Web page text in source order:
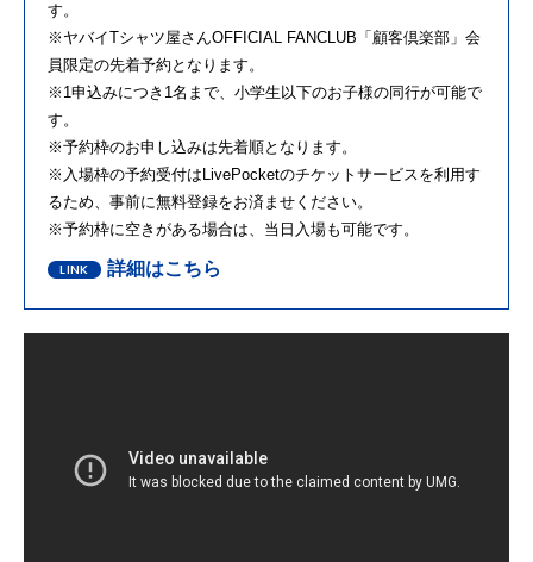
す。
※ ヤバイTシャツ屋さんOFFICIAL FANCLUB 「顧客倶楽部」会
員限定の先着予約となります。
※ 1申込みにつき 1名まで、小学生以下のお子様の同行が可能で
す。
※予約枠のお申し込みは先着順となります。
※ 入場枠の予約受付は LivePocketのチケットサービスを利用す
るため、事前に無料登録をお済ませください。
※予約枠に空きがある場合は、当日入場も可能です。
詳細はこちら